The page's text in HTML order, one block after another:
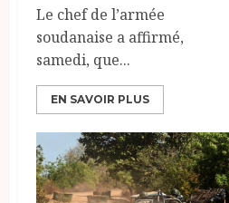
Le chef de l’armée
soudanaise a affirmé,
samedi, que...
EN SAVOIR PLUS